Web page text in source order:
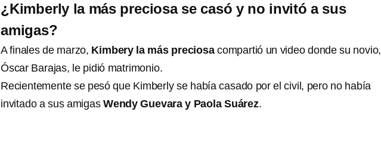
¿Kimberly la más preciosa se casó y no invitó a sus
amigas?
A finales de marzo, Kimbery la más preciosacompartió un video donde su novio,
Óscar Barajas, le pidió matrimonio.
Recientemente se pesó que Kimberly se había casado por el civil, pero no había
invitado a sus amigasWendy Guevara y Paola Suárez.